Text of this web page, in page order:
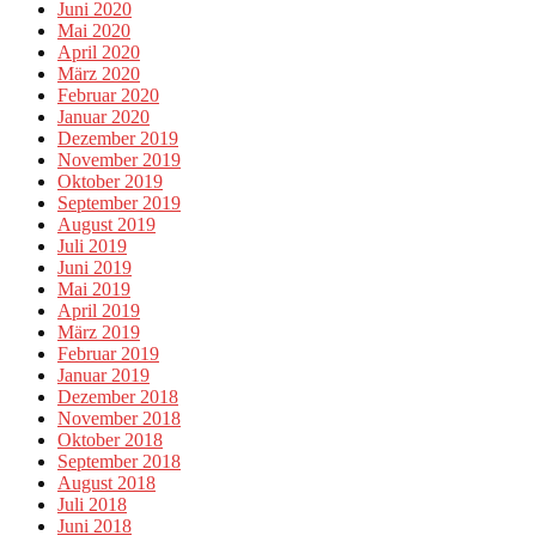
Juni 2020
Mai 2020
April 2020
März 2020
Februar 2020
Januar 2020
Dezember 2019
November 2019
Oktober 2019
September 2019
August 2019
Juli 2019
Juni 2019
Mai 2019
April 2019
März 2019
Februar 2019
Januar 2019
Dezember 2018
November 2018
Oktober 2018
September 2018
August 2018
Juli 2018
Juni 2018